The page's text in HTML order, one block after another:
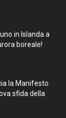
in Islanda a
boreale!
la Manifesto
sfida della